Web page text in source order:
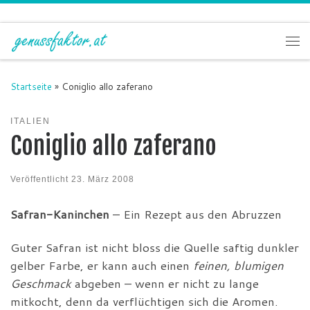
Zum Inhalt springen
Startseite » Coniglio allo zaferano
ITALIEN
Coniglio allo zaferano
Veröffentlicht 23. März 2008
Safran-Kaninchen – Ein Rezept aus den Abruzzen
Guter Safran ist nicht bloss die Quelle saftig dunkler
gelber Farbe, er kann auch einen feinen, blumigen
Geschmackabgeben – wenn er nicht zu lange
mitkocht, denn da verflüchtigen sich die Aromen.